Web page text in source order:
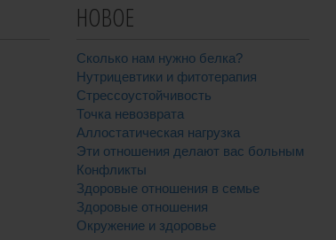
НОВОЕ
Сколько нам нужно белка?
Нутрицевтики и фитотерапия
Стрессоустойчивость
Точка невозврата
Аллостатическая нагрузка
Эти отношения делают вас больным
Конфликты
Здоровые отношения в семье
Здоровые отношения
Окружение и здоровье